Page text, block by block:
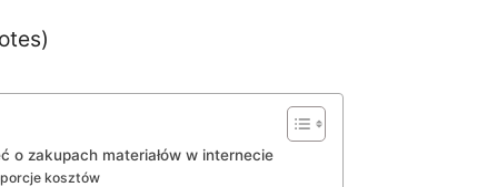
o zakupach materiałów w internecie
kosztów